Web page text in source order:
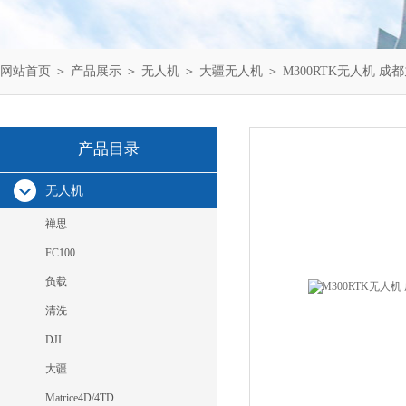
网站首页 ＞ 产品展示 ＞ 无人机 ＞ 大疆无人机 ＞ M300RTK无人机 成
产品目录
无人机
禅思
FC100
负载
清洗
DJI
大疆
Matrice4D/4TD